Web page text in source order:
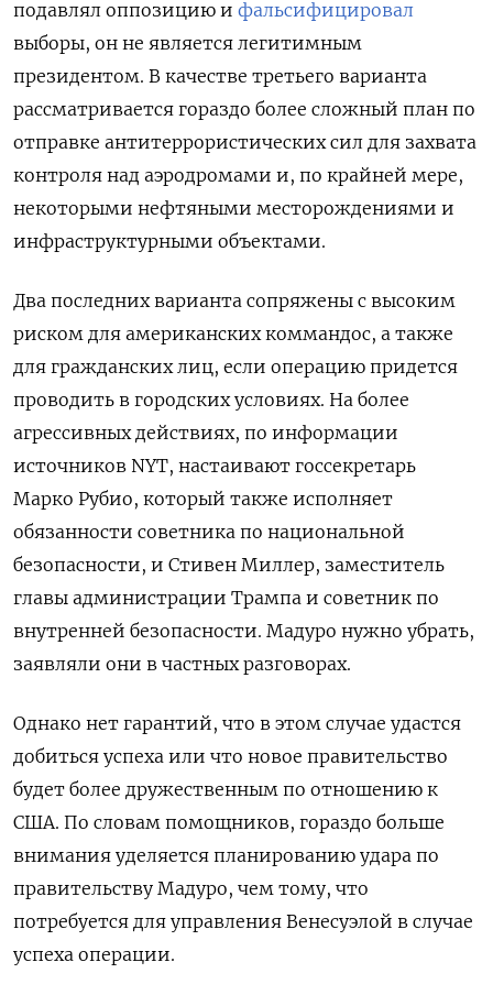
подавлял оппозицию и фальсифицировал
выборы, он не является легитимным
президентом. В качестве третьего варианта
рассматривается гораздо более сложный план по
отправке антитеррористических сил для захвата
контроля над аэродромами и, по крайней мере,
некоторыми нефтяными месторождениями и
инфраструктурными объектами.
Два последних варианта сопряжены с высоким
риском для американских коммандос, а также
для гражданских лиц, если операцию придется
проводить в городских условиях. На более
агрессивных действиях, по информации
источников NYT, настаивают госсекретарь
Марко Рубио, который также исполняет
обязанности советника по национальной
безопасности, и Стивен Миллер, заместитель
главы администрации Трампа и советник по
внутренней безопасности. Мадуро нужно убрать,
заявляли они в частных разговорах.
Однако нет гарантий, что в этом случае удастся
добиться успеха или что новое правительство
будет более дружественным по отношению к
США. По словам помощников, гораздо больше
внимания уделяется планированию удара по
правительству Мадуро, чем тому, что
потребуется для управления Венесуэлой в случае
успеха операции.